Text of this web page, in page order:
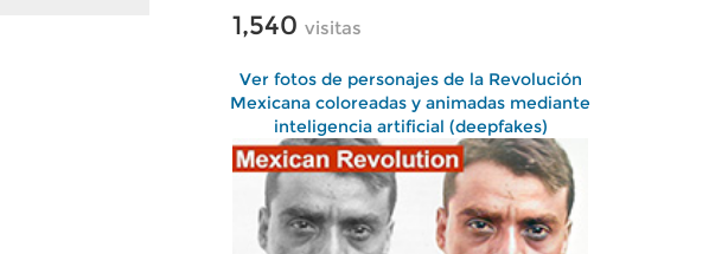
1,540 visitas
Ver fotos de personajes de la Revolución
Mexicana coloreadas y animadas mediante
inteligencia artificial (deepfakes)